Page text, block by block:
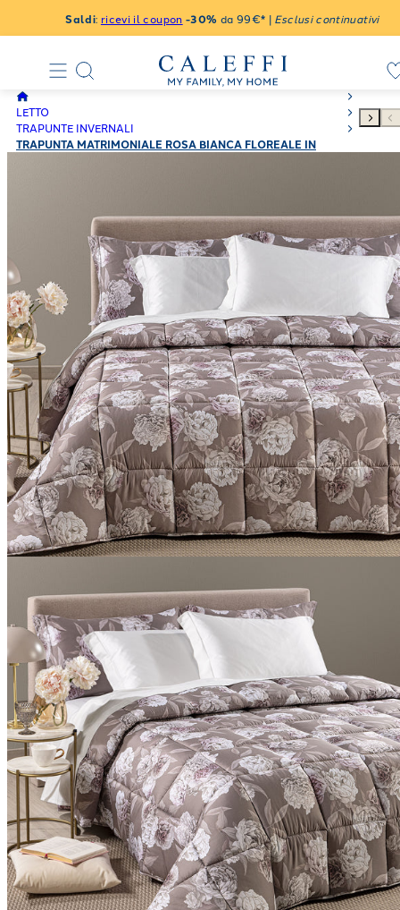
Saldi: ricevi il coupon -30% da 99€* | Esclusi continuativi
LETTO
TRAPUNTE INVERNALI
TRAPUNTA MATRIMONIALE ROSA BIANCA FLOREALE IN